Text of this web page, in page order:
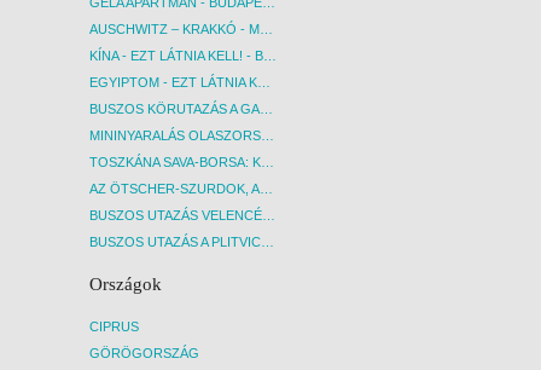
Országok
CIPRUS
GÖRÖGORSZÁG